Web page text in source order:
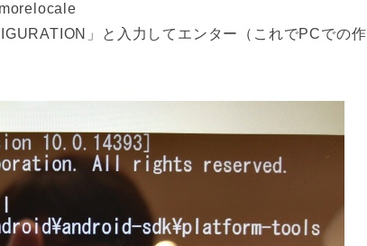
」と入力してエンター（これでPCでの作